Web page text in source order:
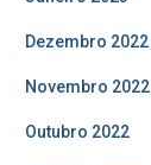
Dezembro 2022
Novembro 2022
Outubro 2022